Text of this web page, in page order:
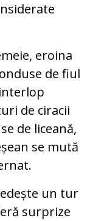
eroina
de fiul
de ciracii
de liceană,
se mută
un tur
surprize